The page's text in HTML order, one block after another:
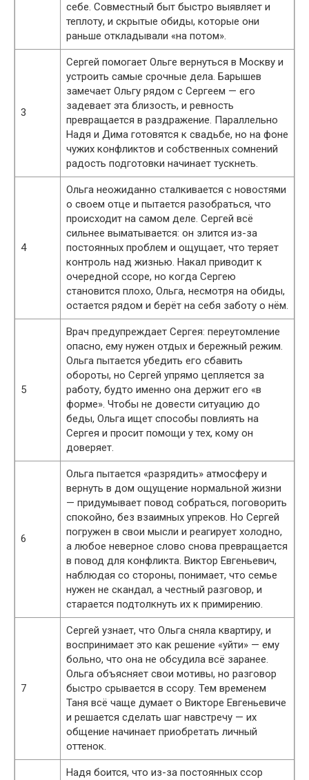
себе. Совместный быт быстро выявляет и
теплоту, и скрытые обиды, которые они
раньше откладывали «на потом».
3
Сергей помогает Ольге вернуться в Москву и
устроить самые срочные дела. Барышев
замечает Ольгу рядом с Сергеем — его
задевает эта близость, и ревность
превращается в раздражение. Параллельно
Надя и Дима готовятся к свадьбе, но на фоне
чужих конфликтов и собственных сомнений
радость подготовки начинает тускнеть.
4
Ольга неожиданно сталкивается с новостями
о своем отце и пытается разобраться, что
происходит на самом деле. Сергей всё
сильнее выматывается: он злится из-за
постоянных проблем и ощущает, что теряет
контроль над жизнью. Накал приводит к
очередной ссоре, но когда Сергею
становится плохо, Ольга, несмотря на обиды,
остается рядом и берёт на себя заботу о нём.
5
Врач предупреждает Сергея: переутомление
опасно, ему нужен отдых и бережный режим.
Ольга пытается убедить его сбавить
обороты, но Сергей упрямо цепляется за
работу, будто именно она держит его «в
форме». Чтобы не довести ситуацию до
беды, Ольга ищет способы повлиять на
Сергея и просит помощи у тех, кому он
доверяет.
6
Ольга пытается «разрядить» атмосферу и
вернуть в дом ощущение нормальной жизни
— придумывает повод собраться, поговорить
спокойно, без взаимных упреков. Но Сергей
погружен в свои мысли и реагирует холодно,
а любое неверное слово снова превращается
в повод для конфликта. Виктор Евгеньевич,
наблюдая со стороны, понимает, что семье
нужен не скандал, а честный разговор, и
старается подтолкнуть их к примирению.
7
Сергей узнает, что Ольга сняла квартиру, и
воспринимает это как решение «уйти» — ему
больно, что она не обсудила всё заранее.
Ольга объясняет свои мотивы, но разговор
быстро срывается в ссору. Тем временем
Таня всё чаще думает о Викторе Евгеньевиче
и решается сделать шаг навстречу — их
общение начинает приобретать личный
оттенок.
Надя боится, что из-за постоянных ссор